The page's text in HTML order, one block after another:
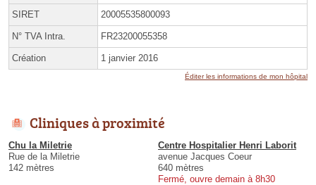
SIRET 20005535800093
N° TVA Intra. FR23200055358
Création 1 janvier 2016
Éditer les informations de mon hôpital
Cliniques à proximité
Chu la Miletrie
Rue de la Miletrie
142 mètres
Centre Hospitalier Henri Laborit
avenue Jacques Coeur
640 mètres
Fermé, ouvre demain à 8h30